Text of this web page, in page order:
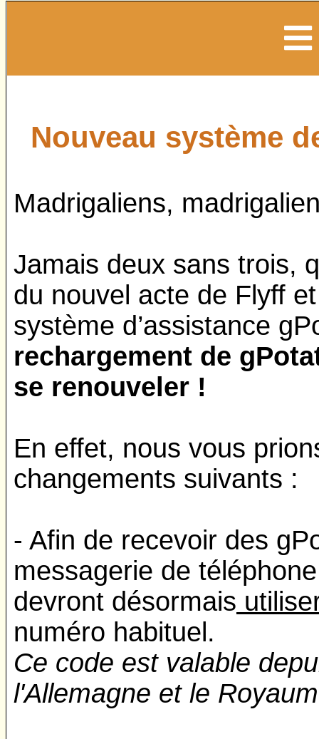
Nouveau système
Madrigaliens,
Jamais deux sans trois,
du nouvel acte de Flyff
système d’assistance
rechargement de
se renouveler !
En effet, nous vous
changements suivants :
- Afin de recevoir des
messagerie de
devront désormais
numéro habituel.
Ce code est valable
l'Allemagne et le